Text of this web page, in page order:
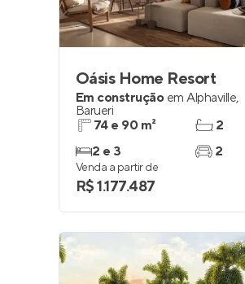
Oásis Home Resort
Em construção em Alphaville,
Barueri
74 e 90 m²
2 e 3
2
2
Venda a partir de
R$ 1.177.487